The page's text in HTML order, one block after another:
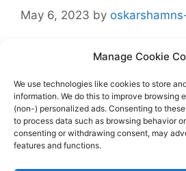
Manage Cookie
We use technologies like cookies to store
information. We do this to improve browsing
(non-) personalized ads. Consenting to
to process data such as browsing behavior
consenting or withdrawing consent, may
features and functions.
May 6, 2023 by
OSKARSHAMN Forwarden/
Björklöven i allsvenskan,
Expressen. Han är överens…
Categories
Björklöven,oskarshamns-
Tags